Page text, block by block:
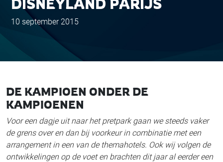
DISNEYLAND PARIJS
10 september 2015
DE KAMPIOEN ONDER DE
KAMPIOENEN
Voor een dagje uit naar het pretpark gaan we steeds vaker
de grens over en dan bij voorkeur in combinatie met een
arrangement in een van de themahotels. Ook wij volgen de
ontwikkelingen op de voet en brachten dit jaar al eerder een